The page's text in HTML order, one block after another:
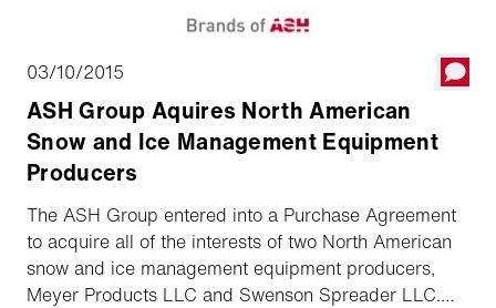
03/10/2015
ASH Group Aquires North American
Snow and Ice Management Equipment
Producers
The ASH Group entered into a Purchase Agreement
to acquire all of the interests of two North American
snow and ice management equipment producers,
Meyer Products LLC and Swenson Spreader LLC.